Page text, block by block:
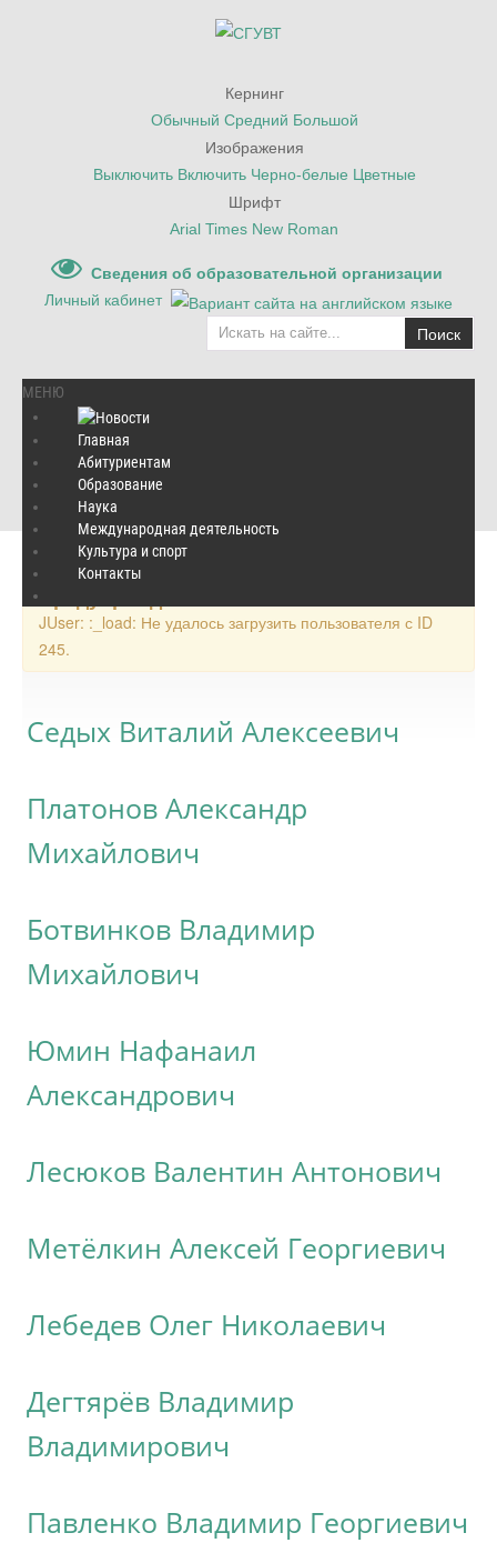
Кернинг
Обычный Средний Большой
Изображения
Выключить Включить Черно-белые Цветные
Шрифт
Arial Times New Roman
Сведения об образовательной организации
Личный кабинет
Поиск
МЕНЮ
Главная
Абитуриентам
Образование
Наука
Международная деятельность
Культура и спорт
Контакты
Главная / Культура и спорт
Историко-патриотический центр
JUser: :_load: Не удалось загрузить пользователя с ID
245.
Седых Виталий Алексеевич
Платонов Александр
Михайлович
Ботвинков Владимир
Михайлович
Юмин Нафанаил
Александрович
Лесюков Валентин Антонович
Метёлкин Алексей Георгиевич
Лебедев Олег Николаевич
Дегтярёв Владимир
Владимирович
Павленко Владимир Георгиевич